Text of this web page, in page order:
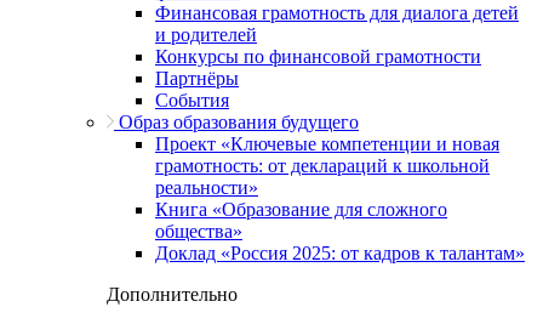
Финансовая грамотность для диалога детей
и родителей
Конкурсы по финансовой грамотности
Партнёры
События
Образ образования будущего
Проект «Ключевые компетенции и новая
грамотность: от деклараций к школьной
реальности»
Книга «Образование для сложного
общества»
Доклад «Россия 2025: от кадров к талантам»
Дополнительно